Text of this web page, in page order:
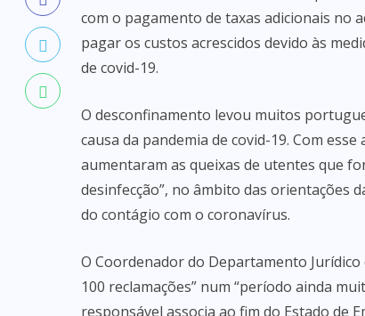
com o pagamento de taxas adicionais no
pagar os custos acrescidos devido às
de covid-19.
O desconfinamento levou muitos
causa da pandemia de covid-19. Com
aumentaram as queixas de utentes que
desinfecção”, no âmbito das orientações
do contágio com o coronavírus.
O Coordenador do Departamento Jurídico
100 reclamações” num “período ainda
responsável associa ao fim do Estado de